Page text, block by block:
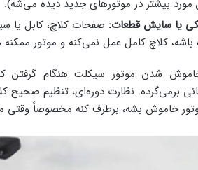
مورد بیشتر در موتورهای جدید دیده می‌شه).
یا سایش قطعات: صفحات کلاچ، کابل یا
باشه، کلاچ کامل عمل نمی‌کنه و موتور
شدن موتور سیکلت هنگام گرفتن
برمی‌گرده. نظارت دوره‌ای، تنظیم صحیح
خاموش بشه، برطرف کنه مخصوصاً وقتی